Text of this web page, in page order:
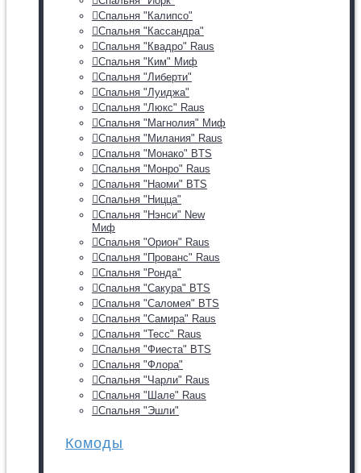
Спальня "Калипсо"
Спальня "Кассандра"
Спальня "Квадро" Raus
Спальня "Ким" Миф
Спальня "Либерти"
Спальня "Луиджа"
Спальня "Люкс" Raus
Спальня "Магнолия" Миф
Спальня "Милания" Raus
Спальня "Монако" BTS
Спальня "Монро" Raus
Спальня "Наоми" BTS
Спальня "Ницца"
Спальня "Нэнси" New
Миф
Спальня "Орион" Raus
Спальня "Прованс" Raus
Спальня "Ронда"
Спальня "Сакура" BTS
Спальня "Саломея" BTS
Спальня "Самира" Raus
Спальня "Тесс" Raus
Спальня "Фиеста" BTS
Спальня "Флора"
Спальня "Чарли" Raus
Спальня "Шале" Raus
Спальня "Эшли"
Комоды